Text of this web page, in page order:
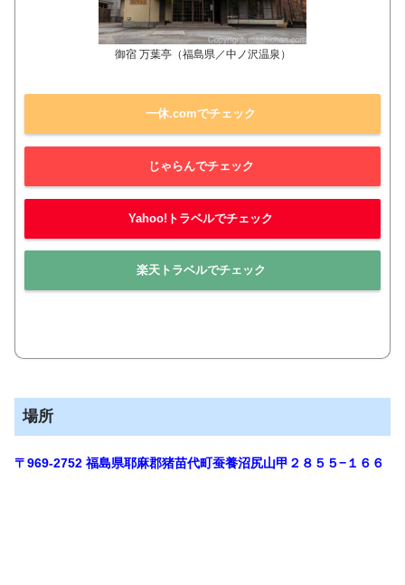
御宿 万葉亭（福島県／中ノ沢温泉）
一休.comでチェック
じゃらんでチェック
Yahoo!トラベルでチェック
楽天トラベルでチェック
場所
〒969-2752 福島県耶麻郡猪苗代町蚕養沼尻山甲２８５５−１６６